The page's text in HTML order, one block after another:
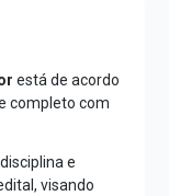
está de acordo
completo com
e
visando